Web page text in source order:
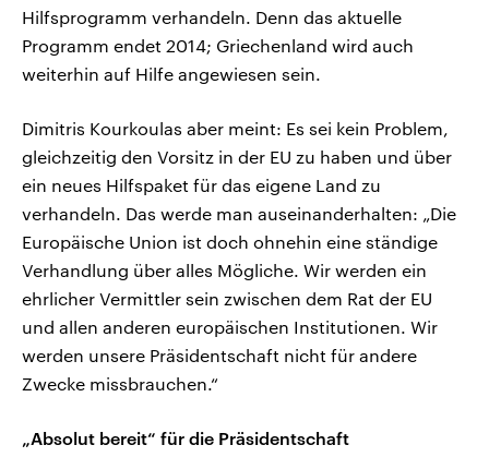
Hilfsprogramm verhandeln. Denn das aktuelle
Programm endet 2014; Griechenland wird auch
weiterhin auf Hilfe angewiesen sein.
Dimitris Kourkoulas aber meint: Es sei kein Problem,
gleichzeitig den Vorsitz in der EU zu haben und über
ein neues Hilfspaket für das eigene Land zu
verhandeln. Das werde man auseinanderhalten: „Die
Europäische Union ist doch ohnehin eine ständige
Verhandlung über alles Mögliche. Wir werden ein
ehrlicher Vermittler sein zwischen dem Rat der EU
und allen anderen europäischen Institutionen. Wir
werden unsere Präsidentschaft nicht für andere
Zwecke missbrauchen.“
„Absolut bereit“ für die Präsidentschaft